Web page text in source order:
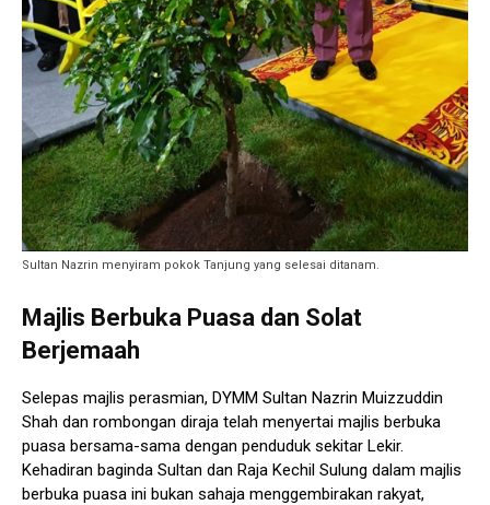
Sultan Nazrin menyiram pokok Tanjung yang selesai ditanam.
Majlis Berbuka Puasa dan Solat
Berjemaah
Selepas majlis perasmian, DYMM Sultan Nazrin Muizzuddin
Shah dan rombongan diraja telah menyertai majlis berbuka
puasa bersama-sama dengan penduduk sekitar Lekir.
Kehadiran baginda Sultan dan Raja Kechil Sulung dalam majlis
berbuka puasa ini bukan sahaja menggembirakan rakyat,